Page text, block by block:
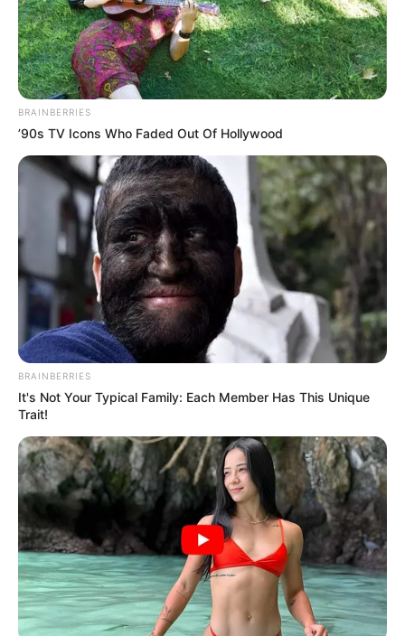
BRAINBERRIES
’90s TV Icons Who Faded Out Of Hollywood
BRAINBERRIES
It's Not Your Typical Family: Each Member Has This Unique
Trait!